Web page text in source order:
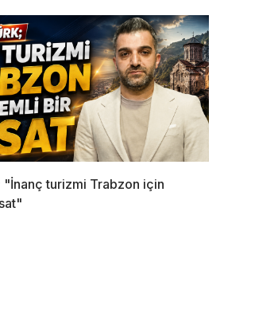
"İnanç turizmi Trabzon için